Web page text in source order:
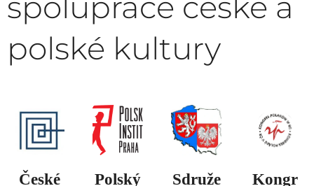
polské kultury
České
Polský
Sdruže
Kongr